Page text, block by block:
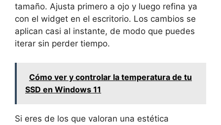
tamaño. Ajusta primero a ojo y luego refina ya
con el widget en el escritorio. Los cambios se
aplican casi al instante, de modo que puedes
iterar sin perder tiempo.
Cómo ver y controlar la temperatura de tu
SSD en Windows 11
Si eres de los que valoran una estética